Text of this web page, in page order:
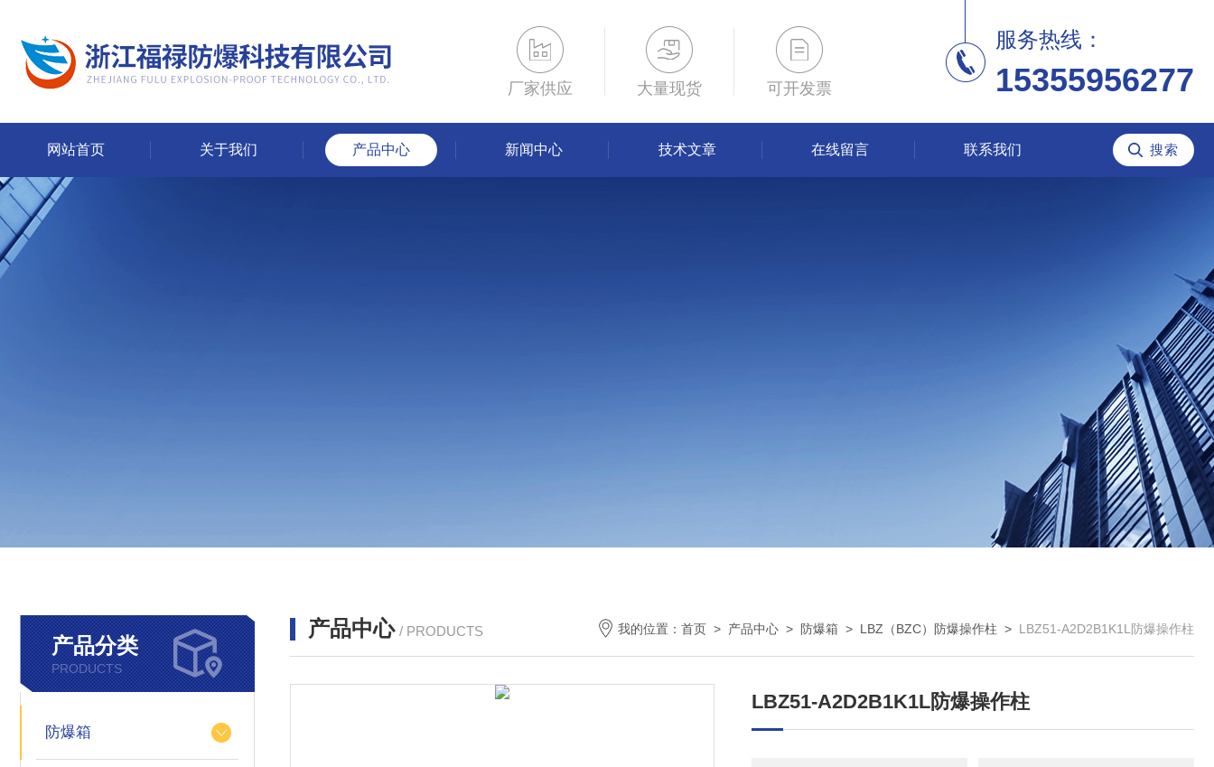
厂家供应 大量现货 可开发票
服务热线：
15355956277
网站首页 关于我们 产品中心 新闻中心 技术文章 在线留言 联系我们
产品分类
PRODUCTS
防爆箱
产品中心 / PRODUCTS 我的位置： 首页 > 产品中心 > 防爆箱 > LBZ（BZC）防爆操作柱 > LBZ51-A2D2B1K1L防爆操作柱
LBZ51-A2D2B1K1L防爆操作柱